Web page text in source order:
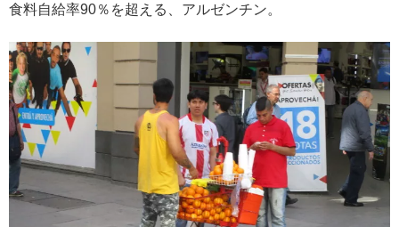
食料自給率90％を超える、アルゼンチン。